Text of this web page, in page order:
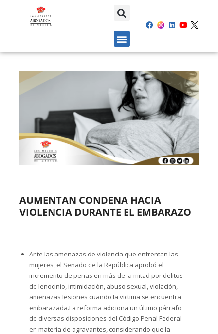
AUMENTAN CONDENA HACIA
VIOLENCIA DURANTE EL EMBARAZO
Ante las amenazas de violencia que enfrentan las
mujeres, el Senado de la República aprobó el
incremento de penas en más de la mitad por delitos
de lenocinio, intimidación, abuso sexual, violación,
amenazas lesiones cuando la víctima se encuentra
embarazada.La reforma adiciona un último párrafo
de diversas disposiciones del Código Penal Federal
en materia de agravantes, considerando que la